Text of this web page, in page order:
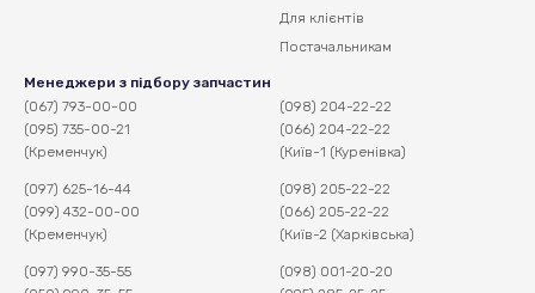
Для клієнтів
Постачальникам
Менеджери з підбору запчастин
(067) 793-00-00
(095) 735-00-21
(Кременчук)
(097) 625-16-44
(099) 432-00-00
(Кременчук)
(097) 990-35-55
(098) 204-22-22
(066) 204-22-22
(Київ-1 (Куренівка)
(098) 205-22-22
(066) 205-22-22
(Київ-2 (Харківська)
(098) 001-20-20